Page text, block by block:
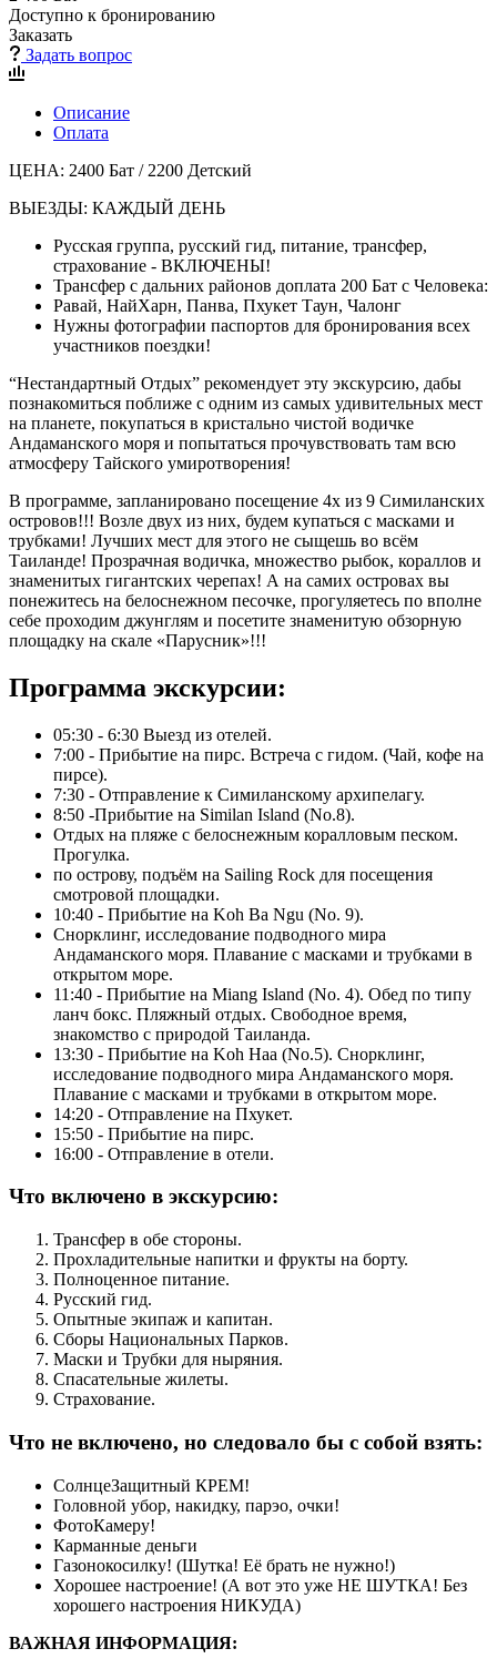
Доступно к бронированию
Заказать
Задать вопрос
Описание
Оплата
ЦЕНА: 2400 Бат / 2200 Детский
ВЫЕЗДЫ: КАЖДЫЙ ДЕНЬ
Русская группа, русский гид, питание, трансфер,
страхование - ВКЛЮЧЕНЫ!
Трансфер с дальних районов доплата 200 Бат с Человека:
Равай, НайХарн, Панва, Пхукет Таун, Чалонг
Нужны фотографии паспортов для бронирования всех
участников поездки!
“Нестандартный Отдых” рекомендует эту экскурсию, дабы
познакомиться поближе с одним из самых удивительных мест
на планете, покупаться в кристально чистой водичке
Андаманского моря и попытаться прочувствовать там всю
атмосферу Тайского умиротворения!
В программе, запланировано посещение 4х из 9 Симиланских
островов!!! Возле двух из них, будем купаться с масками и
трубками! Лучших мест для этого не сыщешь во всём
Таиланде! Прозрачная водичка, множество рыбок, кораллов и
знаменитых гигантских черепах! А на самих островах вы
понежитесь на белоснежном песочке, прогуляетесь по вполне
себе проходим джунглям и посетите знаменитую обзорную
площадку на скале «Парусник»!!!
Программа экскурсии:
05:30 - 6:30 Выезд из отелей.
7:00 - Прибытие на пирс. Встреча с гидом. (Чай, кофе на
пирсе).
7:30 - Отправление к Симиланскому архипелагу.
8:50 -Прибытие на Similan Island (No.8).
Отдых на пляже с белоснежным коралловым песком.
Прогулка.
по острову, подъём на Sailing Rock для посещения
смотровой площадки.
10:40 - Прибытие на Koh Ba Ngu (No. 9).
Снорклинг, исследование подводного мира
Андаманского моря. Плавание с масками и трубками в
открытом море.
11:40 - Прибытие на Miang Island (No. 4). Обед по типу
ланч бокс. Пляжный отдых. Свободное время,
знакомство с природой Таиланда.
13:30 - Прибытие на Koh Haa (No.5). Снорклинг,
исследование подводного мира Андаманского моря.
Плавание с масками и трубками в открытом море.
14:20 - Отправление на Пхукет.
15:50 - Прибытие на пирс.
16:00 - Отправление в отели.
Что включено в экскурсию:
Трансфер в обе стороны.
Прохладительные напитки и фрукты на борту.
Полноценное питание.
Русский гид.
Опытные экипаж и капитан.
Сборы Национальных Парков.
Маски и Трубки для ныряния.
Спасательные жилеты.
Страхование.
Что не включено, но следовало бы с собой взять:
СолнцеЗащитный КРЕМ!
Головной убор, накидку, парэо, очки!
ФотоКамеру!
Карманные деньги
Газонокосилку! (Шутка! Её брать не нужно!)
Хорошее настроение! (А вот это уже НЕ ШУТКА! Без
хорошего настроения НИКУДА)
ВАЖНАЯ ИНФОРМАЦИЯ: